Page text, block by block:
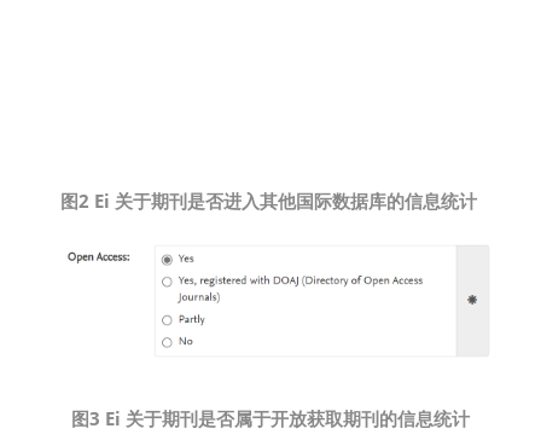
图2 Ei 关于期刊是否进入其他国际数据库的信息统计
图3 Ei 关于期刊是否属于开放获取期刊的信息统计